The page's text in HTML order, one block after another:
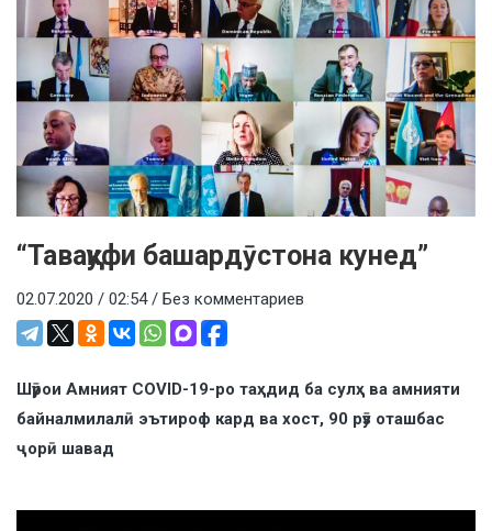
“Таваққуфи башардӯстона кунед”
02.07.2020 / 02:54 / Без комментариев
Шӯрои Амният COVID-19-ро таҳдид ба сулҳ ва амнияти
байналмилалӣ эътироф кард ва хост, 90 рӯз оташбас
ҷорӣ шавад